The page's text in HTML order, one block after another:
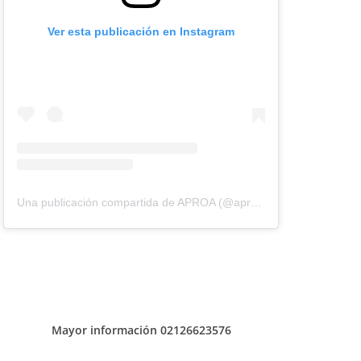
Ver esta publicación en Instagram
Una publicación compartida de APROA (@aproavzla)
Mayor información 02126623576